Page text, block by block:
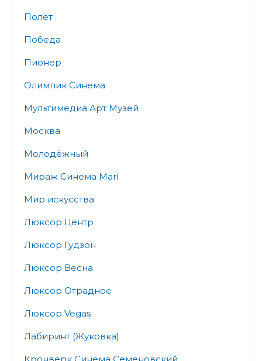
Полёт
Победа
Пионер
Олимпик Синема
Мультимедиа Арт Музей
Москва
Молодёжный
Мираж Синема Mari
Мир искусства
Люксор Центр
Люксор Гудзон
Люксор Весна
Люксор Отрадное
Люксор Vegas
Лабиринт (Жуковка)
Кронверк Синема Семёновский